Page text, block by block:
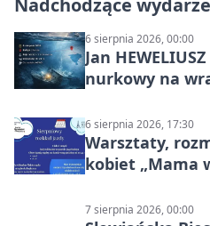
Nadchodzące
6 sierpnia 2026, 00:00
Jan
nurkowy na
6 sierpnia 2026, 17:30
Warsztaty,
kobiet „Mama
7 sierpnia 2026, 00:00